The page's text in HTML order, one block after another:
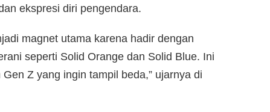
ekspresi diri pengendara.
magnet utama karena hadir dengan
seperti Solid Orange dan Solid Blue. Ini
Z yang ingin tampil beda,” ujarnya di